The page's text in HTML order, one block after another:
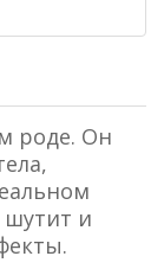
роде. Он
шутит и